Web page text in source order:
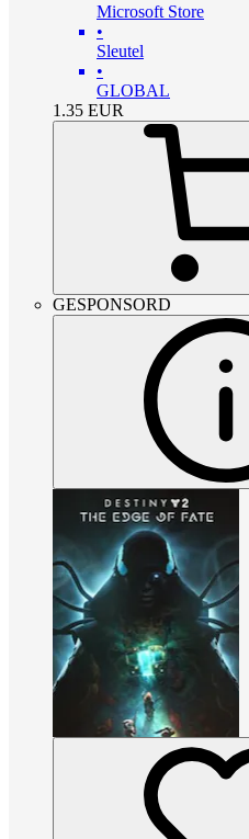
Microsoft Store
•
Sleutel
•
GLOBAL
1.35 EUR
GESPONSORD